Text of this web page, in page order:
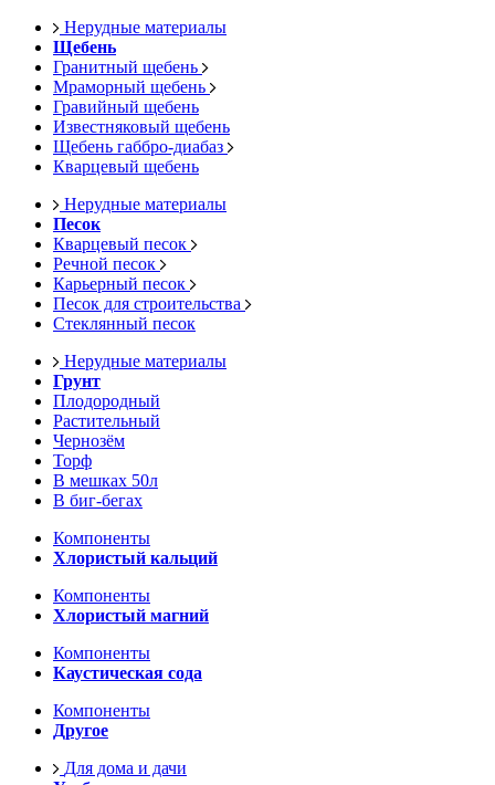
Нерудные материалы
Щебень
Гранитный щебень
Мраморный щебень
Гравийный щебень
Известняковый щебень
Щебень габбро-диабаз
Кварцевый щебень
Нерудные материалы
Песок
Кварцевый песок
Речной песок
Карьерный песок
Песок для строительства
Стеклянный песок
Нерудные материалы
Грунт
Плодородный
Растительный
Чернозём
Торф
В мешках 50л
В биг-бегах
Компоненты
Хлористый кальций
Компоненты
Хлористый магний
Компоненты
Каустическая сода
Компоненты
Другое
Для дома и дачи